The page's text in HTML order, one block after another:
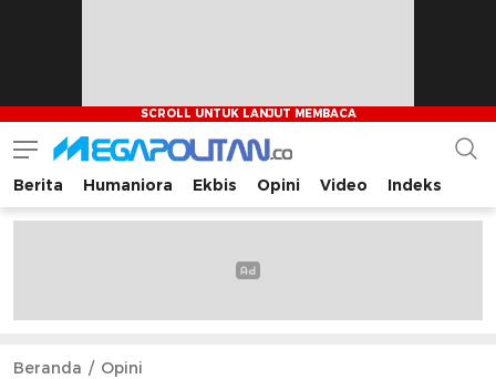
Megapolitan.co
Menyajikan berita-berita fakta bagi pembaca
Berita Humaniora Ekbis Opini Video Indeks
Beranda Opini